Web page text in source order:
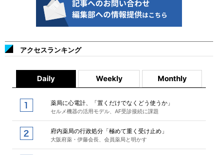
アクセスランキング
Daily Weekly Monthly
薬局に心電計、「置くだけでなくどう使うか」
セルメ機器の活用モデル、AF受診接続に課題
府内薬局の行政処分「極めて重く受け止め」
大阪府薬・伊藤会長、会員薬局と明かす